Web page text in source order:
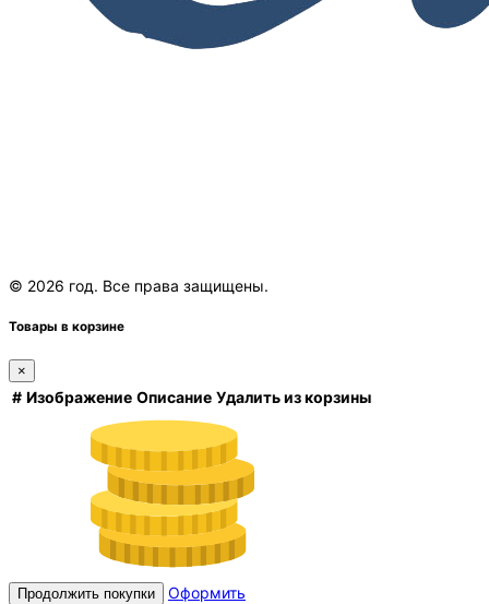
© 2026 год. Все права защищены.
Товары в корзине
×
# Изображение Описание Удалить из корзины
Продолжить покупки Оформить